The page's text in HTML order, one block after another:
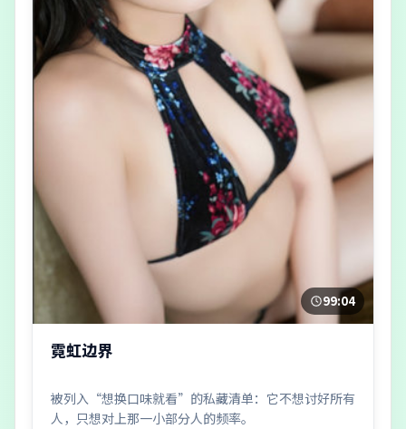
99:04
霓虹边界
被列入“想换口味就看”的私藏清单：它不想讨好所有
人，只想对上那一小部分人的频率。